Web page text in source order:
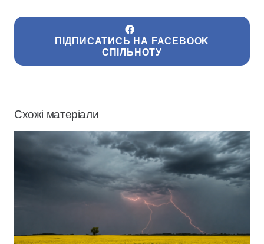
ПІДПИСАТИСЬ НА FACEBOOK
СПІЛЬНОТУ
Схожі матеріали